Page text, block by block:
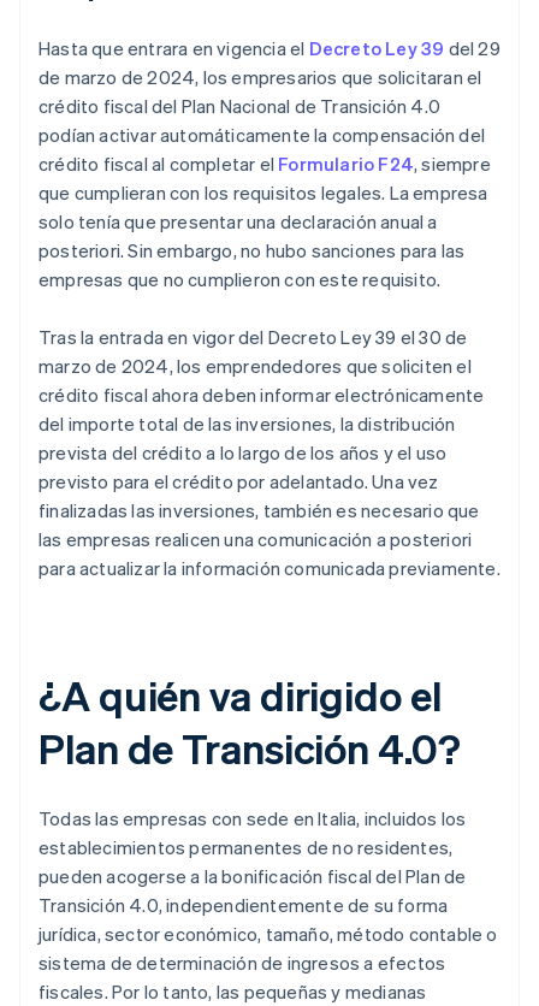
Hasta que entrara en vigencia el Decreto Ley 39 del 29
de marzo de 2024, los empresarios que solicitaran el
crédito fiscal del Plan Nacional de Transición 4.0
podían activar automáticamente la compensación del
crédito fiscal al completar el Formulario F24, siempre
que cumplieran con los requisitos legales. La empresa
solo tenía que presentar una declaración anual a
posteriori. Sin embargo, no hubo sanciones para las
empresas que no cumplieron con este requisito.
Tras la entrada en vigor del Decreto Ley 39 el 30 de
marzo de 2024, los emprendedores que soliciten el
crédito fiscal ahora deben informar electrónicamente
del importe total de las inversiones, la distribución
prevista del crédito a lo largo de los años y el uso
previsto para el crédito por adelantado. Una vez
finalizadas las inversiones, también es necesario que
las empresas realicen una comunicación a posteriori
para actualizar la información comunicada previamente.
¿A quién va dirigido el
Plan de Transición 4.0?
Todas las empresas con sede en Italia, incluidos los
establecimientos permanentes de no residentes,
pueden acogerse a la bonificación fiscal del Plan de
Transición 4.0, independientemente de su forma
jurídica, sector económico, tamaño, método contable o
sistema de determinación de ingresos a efectos
fiscales. Por lo tanto, las pequeñas y medianas